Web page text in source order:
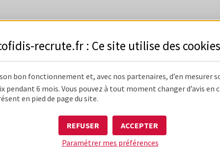
& performant
UNE BOÎTE D'EXPÉRIENCES
Mon expérience de collaborateur
recrute.fr : Ce site utilise des cookies
bon fonctionnement et, avec nos partenaires, d’en mesurer
pendant 6 mois. Vous pouvez à tout moment changer d’avis en
en pied de page du site.
ACCEPTER
REFUSER
Paramétrer mes préférences